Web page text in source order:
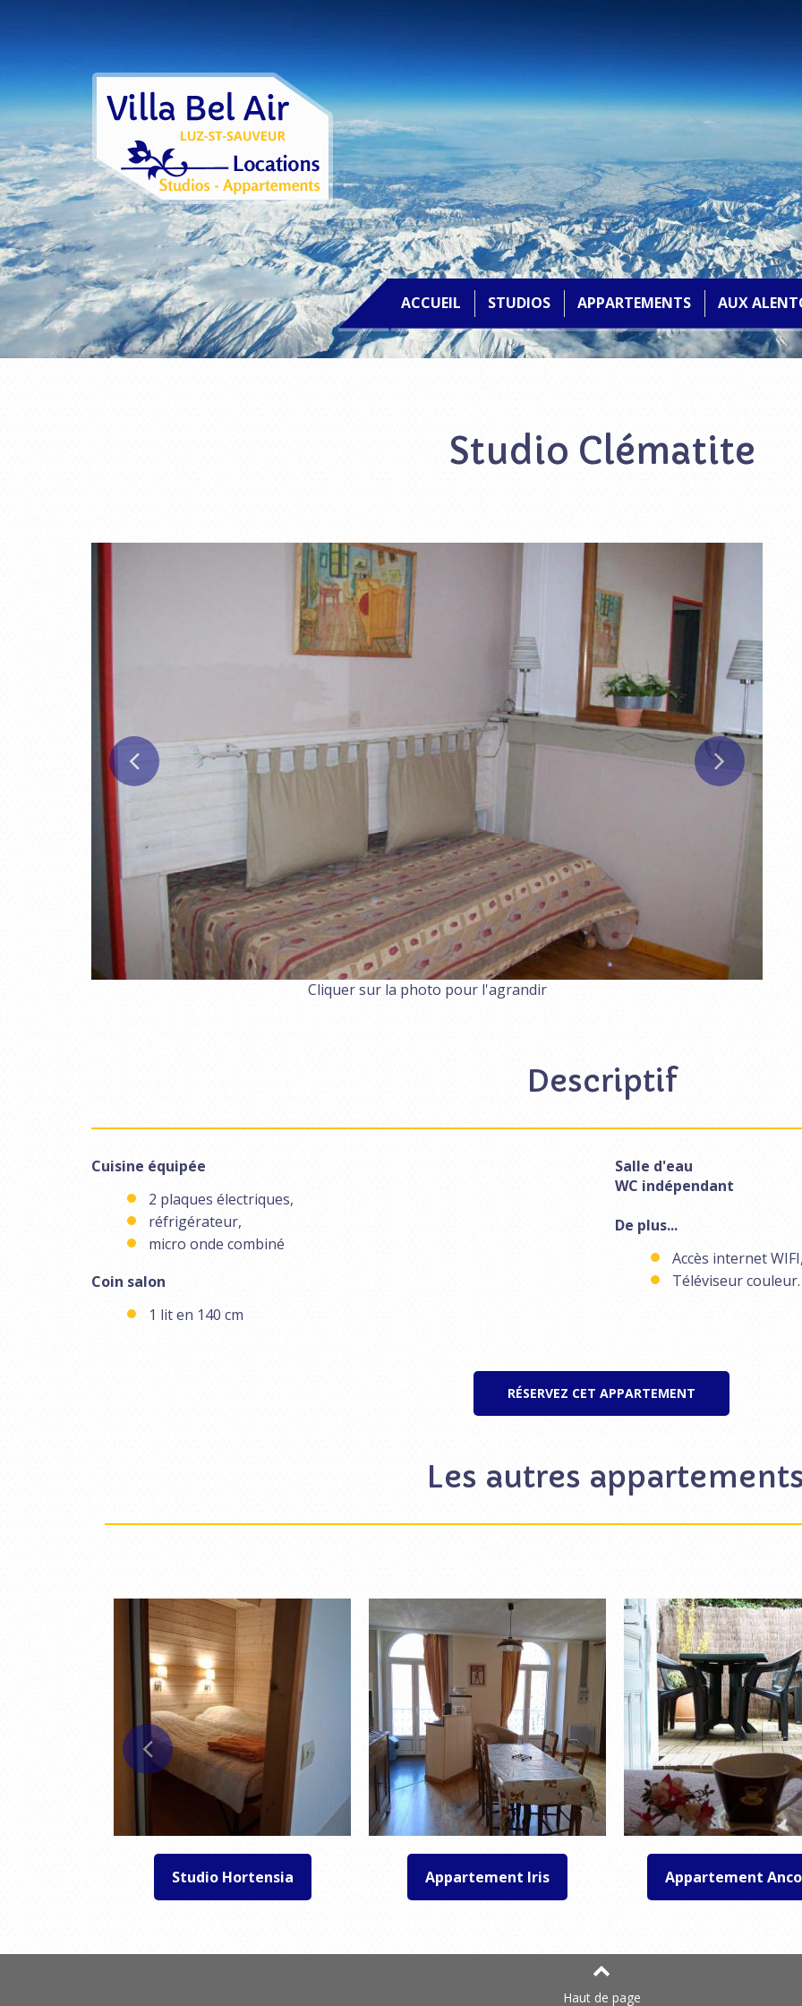
ACCUEIL STUDIOS APPARTEMENTS AUX A
Studio Clématite
Cliquer sur la photo pour l'agrandir
Descriptif
Cuisine équipée
2 plaques électriques,
réfrigérateur,
micro onde combiné
Coin salon
1 lit en 140 cm
Salle d'eau
WC indépendant
De plus...
Accès internet
Téléviseur couleur.
RÉSERVEZ CET APPARTEMENT
Les autres
Studio Hortensia Appartement Iris Appartement
Haut de page